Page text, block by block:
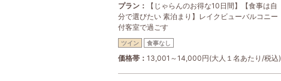
プラン
【じゃらんのお得な10日間】【食事は自
分で選びたい 素泊まり】レイクビューバルコニー
付客室で過ごす
ツイン 食事なし
価格帯 13,001～14,000円(大人１名あたり/税込)